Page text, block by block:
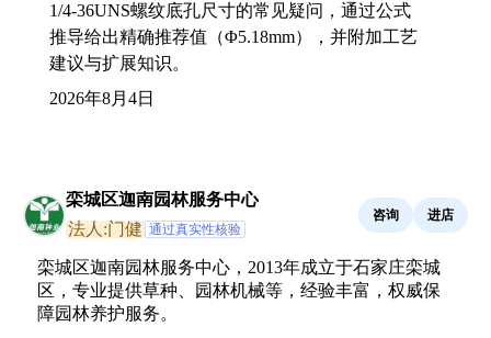
1/4-36UNS螺纹底孔尺寸的常见疑问，通过公式
推导给出精确推荐值（Φ5.18mm），并附加工艺
建议与扩展知识。
2026年8月4日
栾城区迦南园林服务中心
法人:门健 通过真实性核验
咨询 进店
栾城区迦南园林服务中心，2013年成立于石家庄栾城
区，专业提供草种、园林机械等，经验丰富，权威保
障园林养护服务。